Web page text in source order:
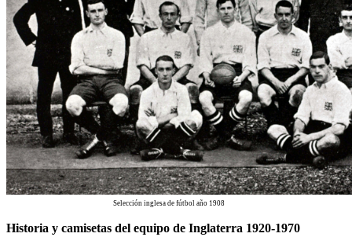
Selección inglesa de fútbol año 1908
Historia y camisetas del equipo de Inglaterra 1920-1970